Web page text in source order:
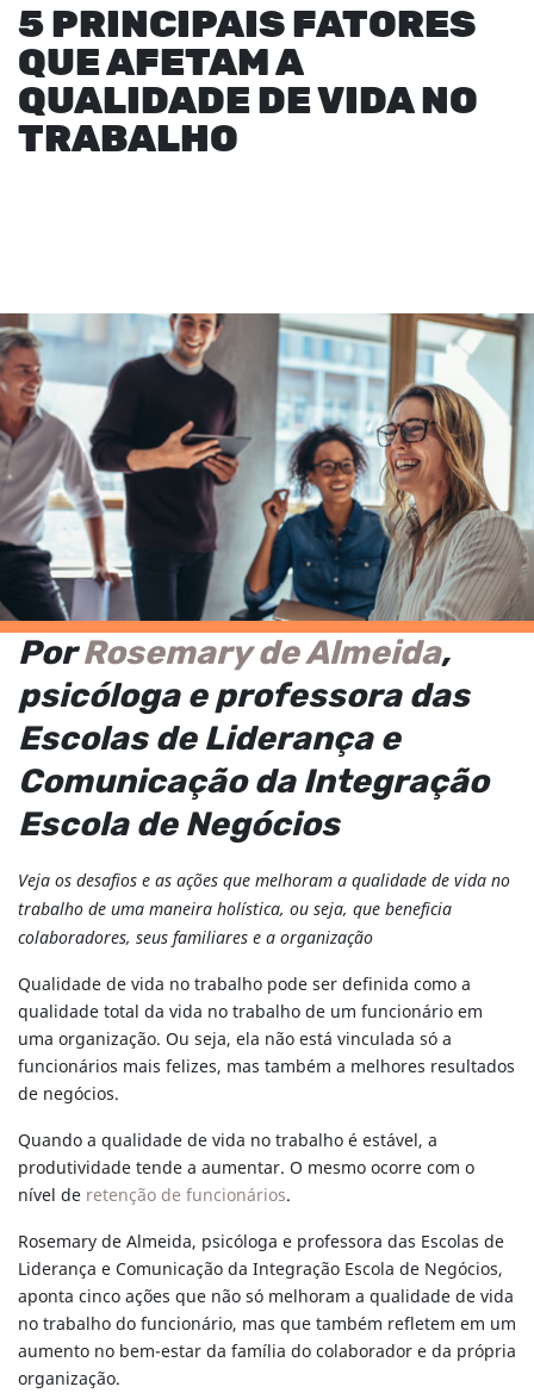
5 PRINCIPAIS FATORES
QUE AFETAM A
QUALIDADE DE VIDA NO
TRABALHO
PorRosemary de Almeida,
psicóloga e professora das
Escolas de Liderança e
Comunicação da Integração
Escola de Negócios
Veja os desafios e as ações que melhoram a qualidade de vida no
trabalho de uma maneira holística, ou seja, que beneficia
colaboradores, seus familiares e a organização
Qualidade de vida no trabalho pode ser definida como a
qualidade total da vida no trabalho de um funcionário em
uma organização. Ou seja, ela não está vinculada só a
funcionários mais felizes, mas também a melhores resultados
de negócios.
Quando a qualidade de vida no trabalho é estável, a
produtividade tende a aumentar. O mesmo ocorre com o
nível de retenção de funcionários.
Rosemary de Almeida, psicóloga e professora das Escolas de
Liderança e Comunicação da Integração Escola de Negócios,
aponta cinco ações que não só melhoram a qualidade de vida
no trabalho do funcionário, mas que também refletem em um
aumento no bem-estar da família do colaborador e da própria
organização.